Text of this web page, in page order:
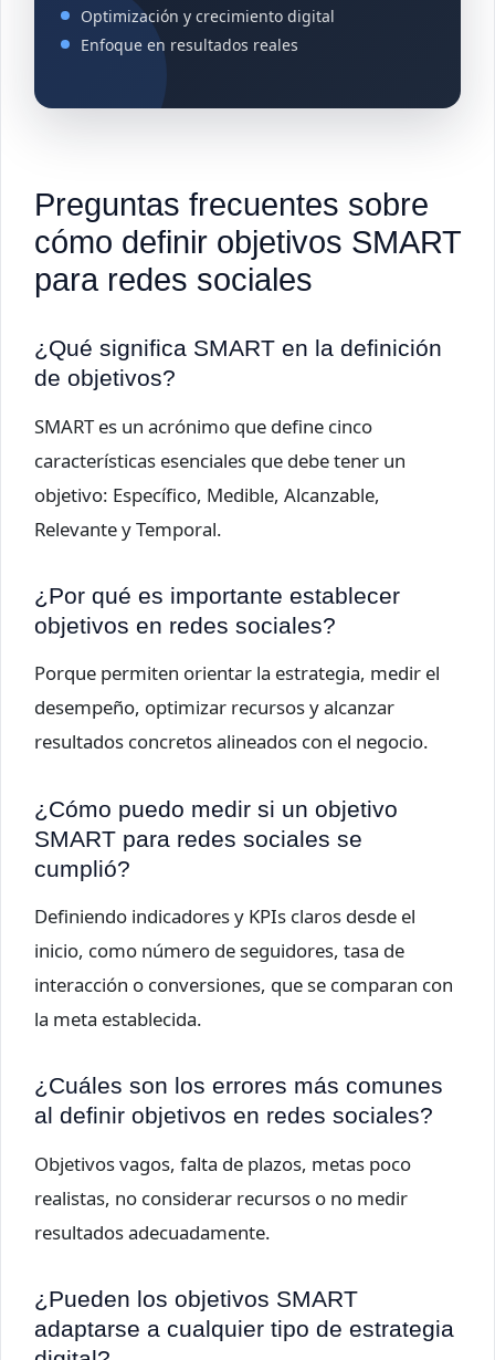
Optimización y crecimiento digital
Enfoque en resultados reales
Preguntas frecuentes sobre
cómo definir objetivos SMART
para redes sociales
¿Qué significa SMART en la definición
de objetivos?
SMART es un acrónimo que define cinco
características esenciales que debe tener un
objetivo: Específico, Medible, Alcanzable,
Relevante y Temporal.
¿Por qué es importante establecer
objetivos en redes sociales?
Porque permiten orientar la estrategia, medir el
desempeño, optimizar recursos y alcanzar
resultados concretos alineados con el negocio.
¿Cómo puedo medir si un objetivo
SMART para redes sociales se
cumplió?
Definiendo indicadores y KPIs claros desde el
inicio, como número de seguidores, tasa de
interacción o conversiones, que se comparan con
la meta establecida.
¿Cuáles son los errores más comunes
al definir objetivos en redes sociales?
Objetivos vagos, falta de plazos, metas poco
realistas, no considerar recursos o no medir
resultados adecuadamente.
¿Pueden los objetivos SMART
adaptarse a cualquier tipo de estrategia